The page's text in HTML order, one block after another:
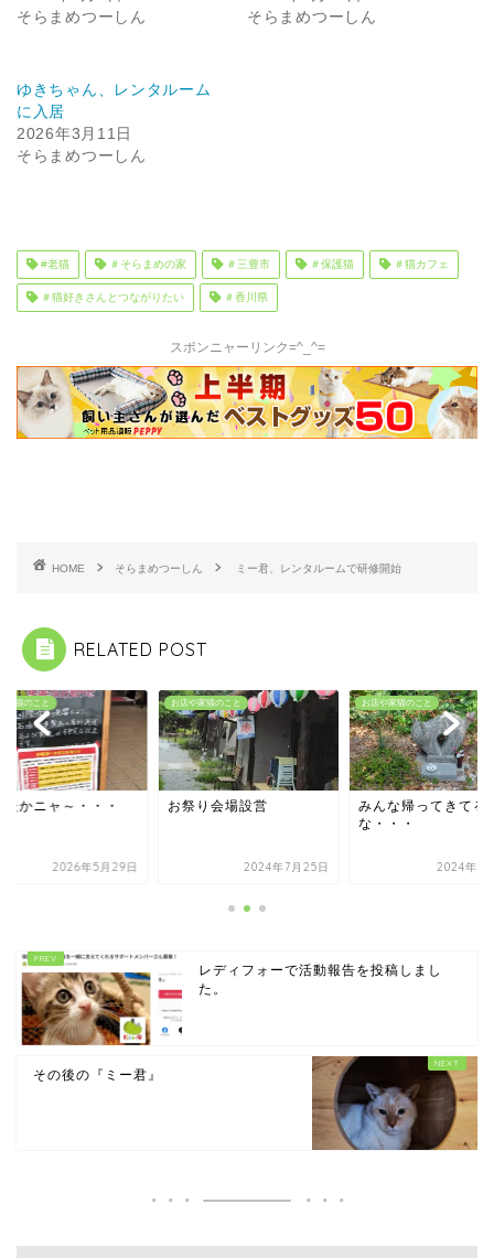
そらまめつーしん
そらまめつーしん
ゆきちゃん、レンタルーム
に入居
2026年3月11日
そらまめつーしん
#老猫 ＃そらまめの家 ＃三豊市 ＃保護猫 ＃猫カフェ
＃猫好きさんとつながりたい ＃香川県
スポンニャーリンク=^_^=
HOME そらまめつーしん ミー君、レンタルームで研修開始
RELATED POST
家猫のこと
り会場設営
2024年7月25日
お店や家猫のこと
みんな帰ってきてるか
2024年8月13日
お店や家猫のこと
大丈夫かニャ～・・
2026年5
レディフォーで活動報告を投稿しまし
た。
その後の『ミー君』